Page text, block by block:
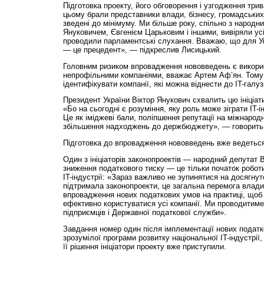
Підготовка проекту, його обговорення і узгодження
цьому брали представники влади, бізнесу, громадських
зведені до мінімуму. Ми більше року, спільно з
Януковичем, Євгенієм Царьковим і іншими, вивіряли
проводили парламентські слухання. Вважаю, що для
— це прецедент», — підкреслив Лисицький.
Головним ризиком впровадження нововведень є
непрофільними компаніями, вважає Артем Аф’ян. Тому
ідентифікувати компанії, які можна віднести до IT-
Президент України Віктор Янукович схвалить цю
«Бо на сьогодні є розуміння, яку роль може зіграти IT-
Це як іміджеві бали, поліпшення репутації на
збільшення надходжень до держбюджету», — говорить
Підготовка до впровадження нововведень вже
Один з ініціаторів законопроектів — народний депутат
зниження податкового тиску — це тільки початок
IT-індустрії: «Зараз важливо не зупинятися на
підтримала законопроекти, це загальна перемога
впровадження нових податкових умов на практиці,
ефективно користуватися усі компанії. Ми
підприємців і Державної податкової служби».
Завдання номер один після імплементації нових
зрозумілої програми розвитку національної IT-
її рішення ініціатори проекту вже приступили.